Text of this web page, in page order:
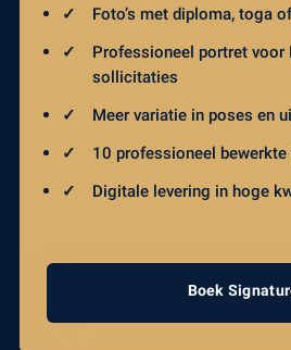
Foto’s met diploma, toga
Professioneel portret voor
sollicitaties
Meer variatie in poses en
10 professioneel bewerkte
Digitale levering in hoge
Boek